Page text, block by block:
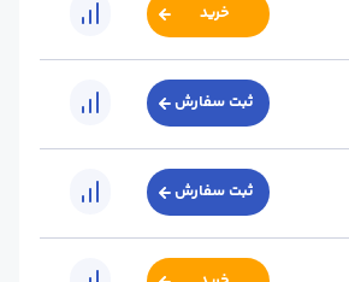
خرید
ثبت سفارش
ثبت سفارش